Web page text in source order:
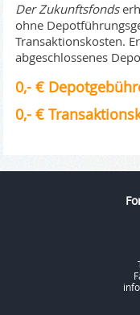
Der Zukunftsfonds
ohne
Transaktionskosten.
abgeschlossenes
0,- €
0,- €